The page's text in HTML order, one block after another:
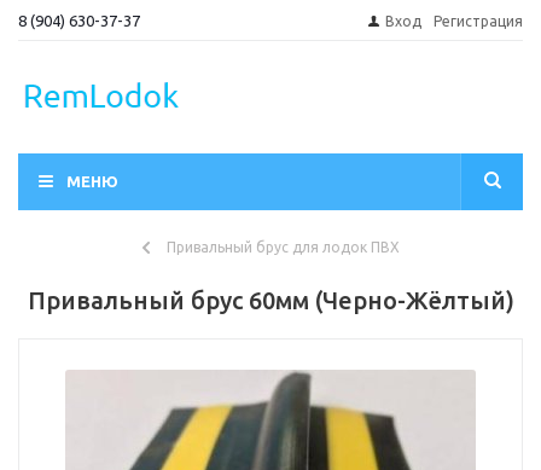
8 (904) 630-37-37 Вход Регистрация
МЕНЮ
Привальный брус для лодок ПВХ
Привальный брус 60мм (Черно-Жёлтый)